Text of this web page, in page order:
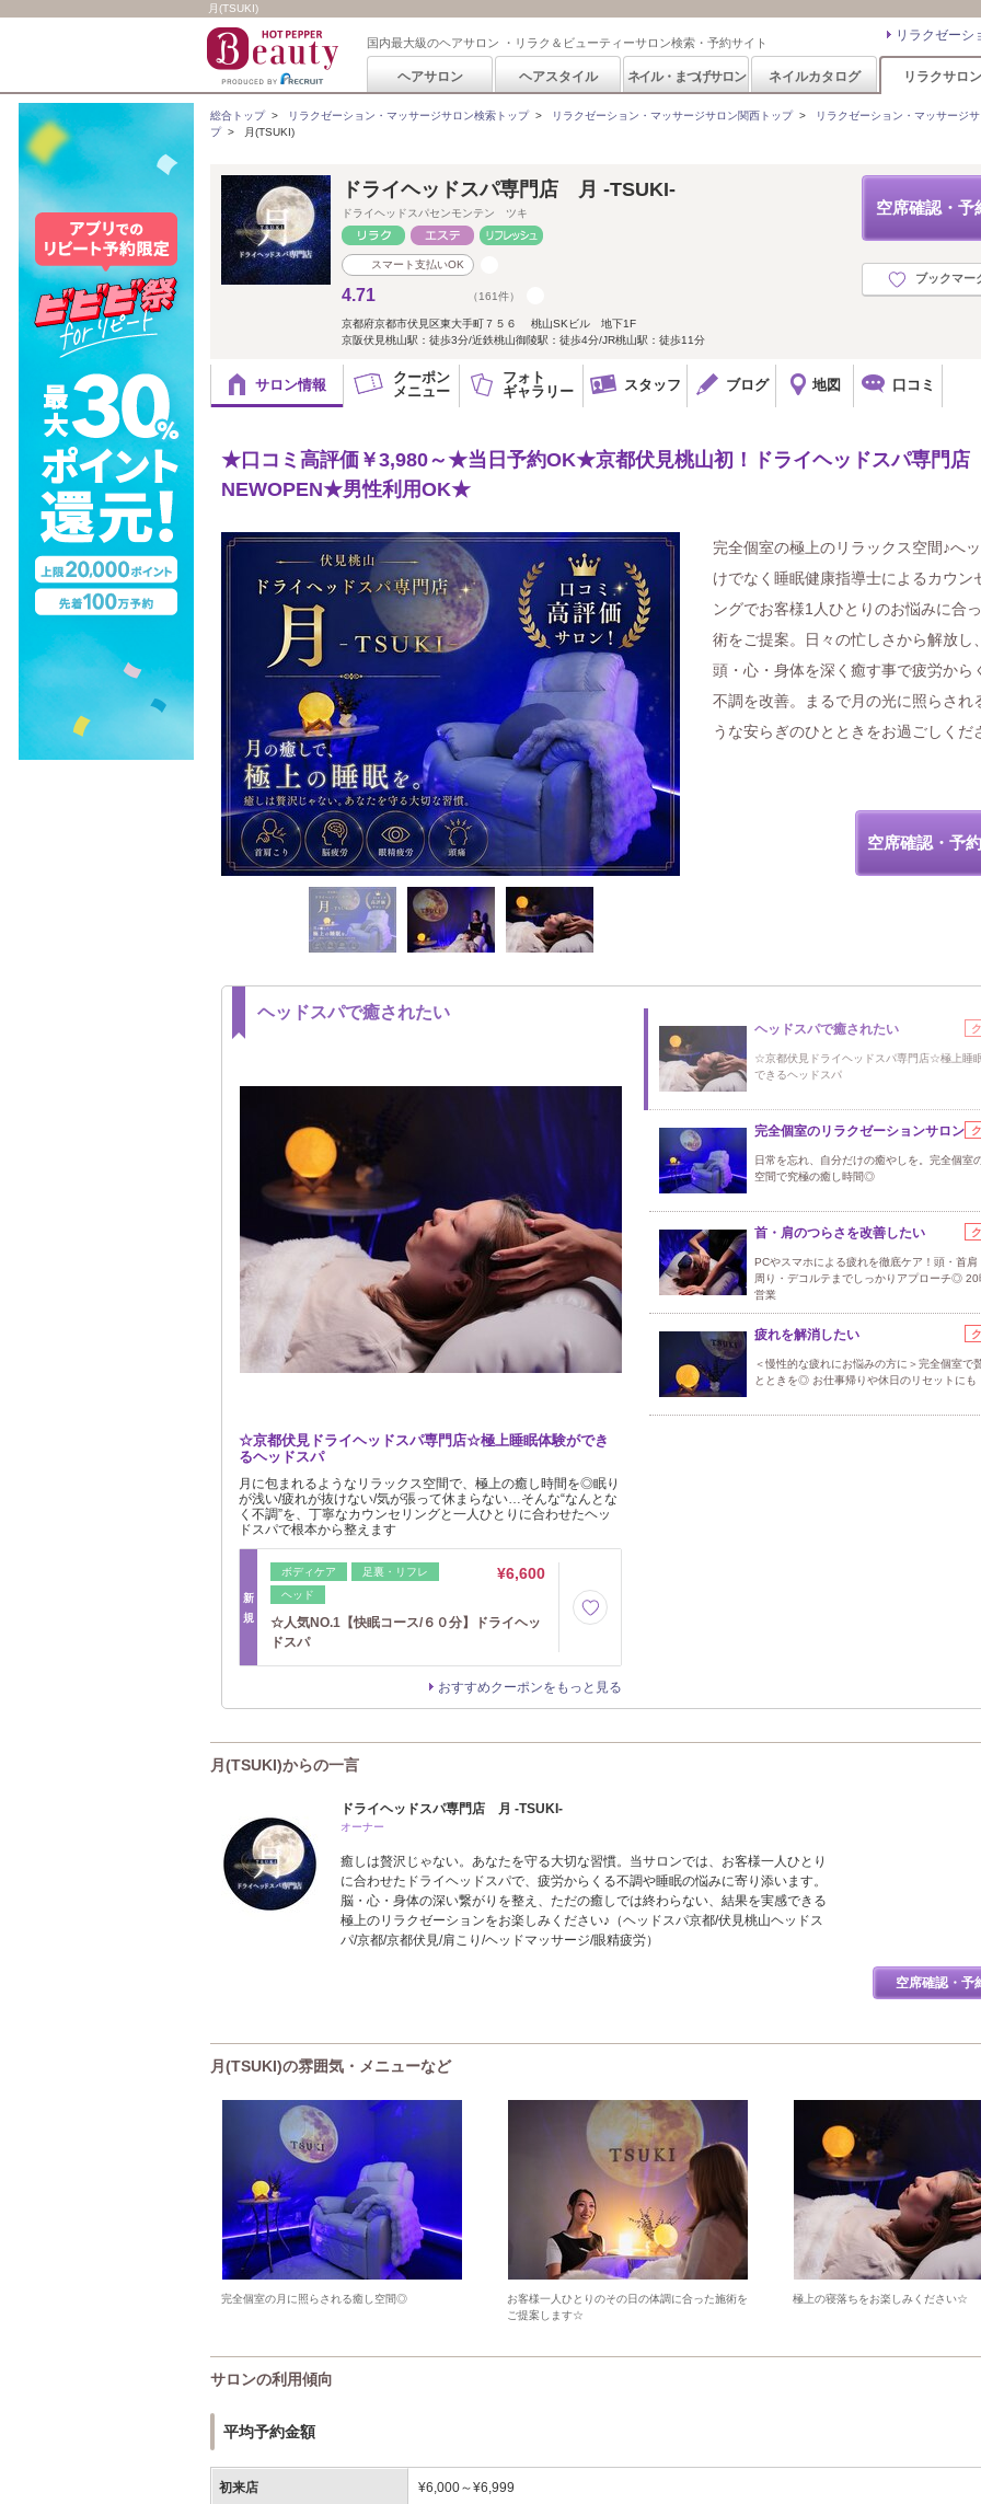
月(TSUKI)
国内最大級のヘアサロン ・リラク＆ビューティーサロン検索・予約サイト リラクゼーシ
ヘアサロン ヘアスタイル ネイル・まつげサロン ネイルカタログ リラクサロン
総合トップ> リラクゼーション・マッサージサロン検索トップ> リラクゼーション・マッサージサロン関西トップ>
リラクゼーション・マッサージ
プ> 月(TSUKI)
空席確認・予
ブックマー
ドライヘッドスパ専門店 月 -TSUKI-
ドライヘッドスパセンモンテン ツキ
スマート支払いOK
4.71 （161件）
京都府京都市伏見区東大手町７５６ 桃山SKビル 地下1F
京阪伏見桃山駅：徒歩3分/近鉄桃山御陵駅：徒歩4分/JR桃山駅：徒歩11分
サロン情報
クーポン
メニュー
フォト
ギャラリー
スタッフ ブログ 地図 口コミ
★口コミ高評価￥3,980～★当日予約OK★京都伏見桃山初！ドライヘッドスパ専門店
NEWOPEN★男性利用OK★
完全個室の極上のリラックス空間♪へ
けでなく睡眠健康指導士によるカウン
ングでお客様1人ひとりのお悩みに合
術をご提案。日々の忙しさから解放し
頭・心・身体を深く癒す事で疲労から
不調を改善。まるで月の光に照らされ
うな安らぎのひとときをお過ごしくだ
空席確認・予
ヘッドスパで癒されたい
☆京都伏見ドライヘッドスパ専門店☆極上睡眠体験ができ
るヘッドスパ
月に包まれるようなリラックス空間で、極上の癒し時間を◎眠り
が浅い/疲れが抜けない/気が張って休まらない…そんな“なんとな
く不調”を、丁寧なカウンセリングと一人ひとりに合わせたヘッ
ドスパで根本から整えます
新
規
ボディケア
足裏・リフレ
ヘッド
¥6,600
☆人気NO.1【快眠コース/６０分】ドライヘッ
ドスパ
おすすめクーポンをもっと見る
ヘッドスパで癒されたい
☆京都伏見ドライヘッドスパ専門店☆極上睡
できるヘッドスパ
完全個室のリラクゼーションサロン
日常を忘れ、自分だけの癒やしを。完全個室
空間で究極の癒し時間◎
首・肩のつらさを改善したい
PCやスマホによる疲れを徹底ケア！頭・首肩
周り・デコルテまでしっかりアプローチ◎ 20
営業
疲れを解消したい
＜慢性的な疲れにお悩みの方に＞完全個室で
とときを◎ お仕事帰りや休日のリセットにも
月(TSUKI)からの一言
ドライヘッドスパ専門店 月 -TSUKI-
オーナー
癒しは贅沢じゃない。あなたを守る大切な習慣。当サロンでは、お客様一人ひとり
に合わせたドライヘッドスパで、疲労からくる不調や睡眠の悩みに寄り添います。
脳・心・身体の深い繋がりを整え、ただの癒しでは終わらない、結果を実感できる
極上のリラクゼーションをお楽しみください♪（ヘッドスパ京都/伏見桃山ヘッドス
パ/京都/京都伏見/肩こり/ヘッドマッサージ/眼精疲労）
空席確認・予
月(TSUKI)の雰囲気・メニューなど
完全個室の月に照らされる癒し空間◎
お客様一人ひとりのその日の体調に合った施術を
ご提案します☆
極上の寝落ちをお楽しみください☆
サロンの利用傾向
平均予約金額
初来店 ¥6,000～¥6,999